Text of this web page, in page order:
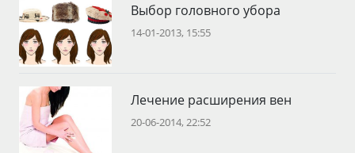
Выбор головного убора
14-01-2013, 15:55
Лечение расширения вен
20-06-2014, 22:52